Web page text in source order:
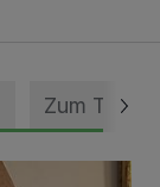
Zum Thema